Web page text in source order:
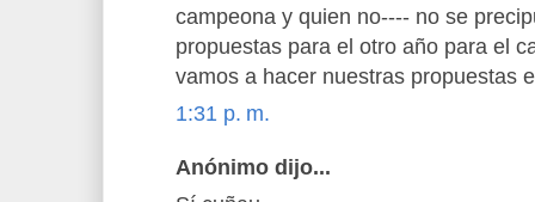
campeona y quien no---- no se
propuestas para el otro año para el
vamos a hacer nuestras propuestas
1:31 p. m.
Anónimo dijo...